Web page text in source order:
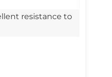
resistance to